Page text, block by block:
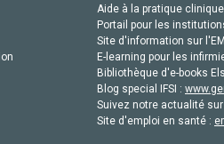
Aide à la pratique
Portail pour les
Site d'information sur
E-learning pour les
Bibliothèque d'e-books
Blog special IFSI :
Suivez notre actualité
Site d'emploi en santé :